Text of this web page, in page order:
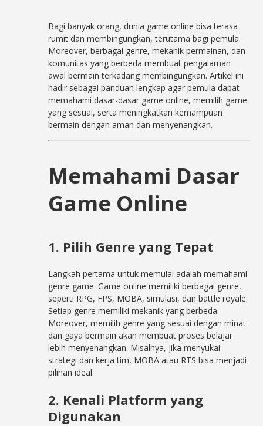
Bagi banyak orang, dunia game online bisa terasa
rumit dan membingungkan, terutama bagi pemula.
Moreover, berbagai genre, mekanik permainan, dan
komunitas yang berbeda membuat pengalaman
awal bermain terkadang membingungkan. Artikel ini
hadir sebagai panduan lengkap agar pemula dapat
memahami dasar-dasar game online, memilih game
yang sesuai, serta meningkatkan kemampuan
bermain dengan aman dan menyenangkan.
Memahami Dasar
Game Online
1. Pilih Genre yang Tepat
Langkah pertama untuk memulai adalah memahami
genre game. Game online memiliki berbagai genre,
seperti RPG, FPS, MOBA, simulasi, dan battle royale.
Setiap genre memiliki mekanik yang berbeda.
Moreover, memilih genre yang sesuai dengan minat
dan gaya bermain akan membuat proses belajar
lebih menyenangkan. Misalnya, jika menyukai
strategi dan kerja tim, MOBA atau RTS bisa menjadi
pilihan ideal.
2. Kenali Platform yang
Digunakan